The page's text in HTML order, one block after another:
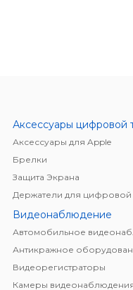
Аксессуары для Apple
Брелки
Защита Экрана
Видеонаблюдение
Антикражное
Видеорегистраторы
Камеры